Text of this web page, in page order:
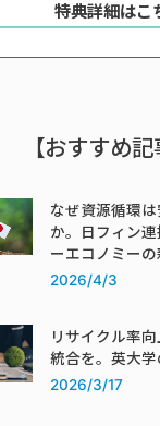
特典詳細はこ
【おすすめ
なぜ資源循環
か。日フィン
ーエコノミーの
2026/4/3
リサイクル率
統合を。英大学
2026/3/17